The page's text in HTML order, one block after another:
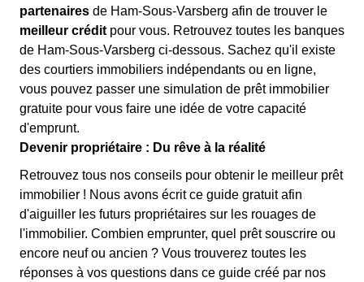
partenaires de Ham-Sous-Varsberg afin de trouver le
meilleur crédit pour vous. Retrouvez toutes les banques
de Ham-Sous-Varsberg ci-dessous. Sachez qu'il existe
des courtiers immobiliers indépendants ou en ligne,
vous pouvez passer une simulation de prêt immobilier
gratuite pour vous faire une idée de votre capacité
d'emprunt.
Devenir propriétaire : Du rêve à la réalité
Retrouvez tous nos conseils pour obtenir le meilleur prêt
immobilier ! Nous avons écrit ce guide gratuit afin
d'aiguiller les futurs propriétaires sur les rouages de
l'immobilier. Combien emprunter, quel prêt souscrire ou
encore neuf ou ancien ? Vous trouverez toutes les
réponses à vos questions dans ce guide créé par nos